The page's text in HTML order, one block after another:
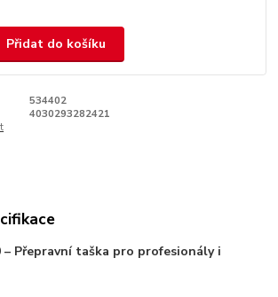
Přidat do košíku
534402
4030293282421
– Přepravní taška pro profesionály i